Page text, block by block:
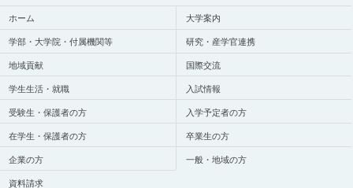
ホーム
大学案内
学部・大学院・付属機関等
研究・産学官連携
地域貢献
国際交流
学生生活・就職
入試情報
受験生・保護者の方
入学予定者の方
在学生・保護者の方
卒業生の方
企業の方
一般・地域の方
資料請求